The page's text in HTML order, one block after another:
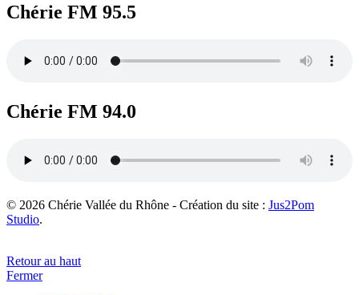
Chérie FM 95.5
Chérie FM 94.0
© 2026 Chérie Vallée du Rhône - Création du site : Jus2Pom
Studio.
Retour au haut
Fermer